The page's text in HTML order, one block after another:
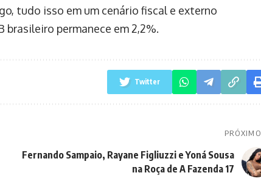
tudo isso em um cenário fiscal e externo
brasileiro permanece em 2,2%.
Twitter
PRÓXIMO
Fernando Sampaio, Rayane Figliuzzi e Yoná Sousa
na Roça de A Fazenda 17